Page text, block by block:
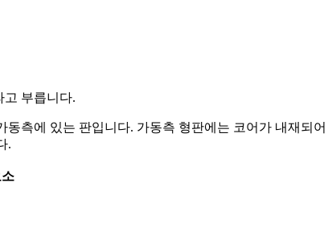
고 부릅니다.
측에 있는 판입니다. 가동측 형판에는 코어가 내재되
.